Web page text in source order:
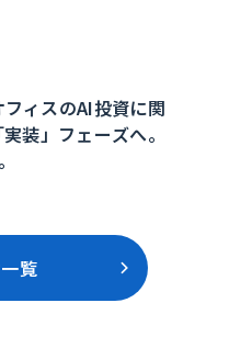
ィスのAI投資に関
装」フェーズへ。
覧